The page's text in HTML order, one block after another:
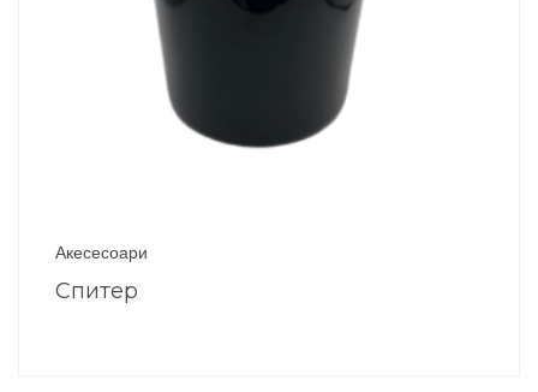
Акесесоари
Спитер